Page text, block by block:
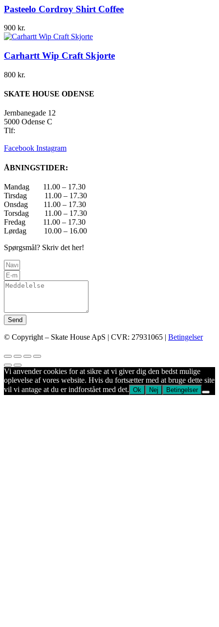
Pasteelo Cordroy Shirt Coffee
900 kr.
Carhartt Wip Craft Skjorte
800 kr.
SKATE HOUSE ODENSE
Jernbanegade 12
5000 Odense C
Tlf:
Facebook Instagram
ÅBNINGSTIDER:
Mandag 11.00 – 17.30
Tirsdag 11.00 – 17.30
Onsdag 11.00 – 17.30
Torsdag 11.00 – 17.30
Fredag 11.00 – 17.30
Lørdag 10.00 – 16.00
Spørgsmål? Skriv det her!
Send
© Copyright – Skate House ApS | CVR: 27931065 | Betingelser
Vi anvender cookies for at sikre at vi giver dig den bedst mulige
oplevelse af vores website. Hvis du fortsætter med at bruge dette site
vil vi antage at du er indforstået med det. Ok Nej Betingelser